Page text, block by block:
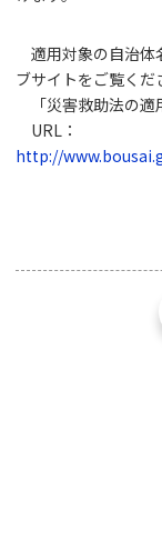
適用対象の自治体
ブサイトをご覧くだ
「災害救助法の
URL：
http://